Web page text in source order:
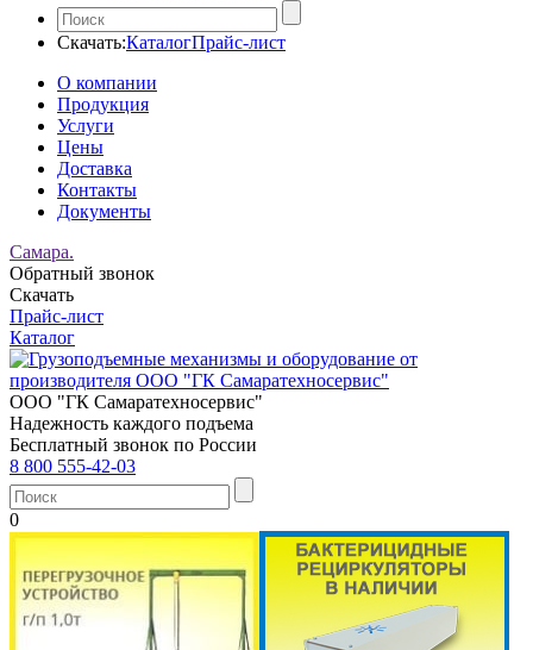
Скачать:КаталогПрайс-лист
О компании
Продукция
Услуги
Цены
Доставка
Контакты
Документы
Самара.
Обратный звонок
Скачать
Прайс-лист
Каталог
ООО "ГК Самаратехносервис"
Надежность каждого подъема
Бесплатный звонок по России
8 800 555-42-03
0